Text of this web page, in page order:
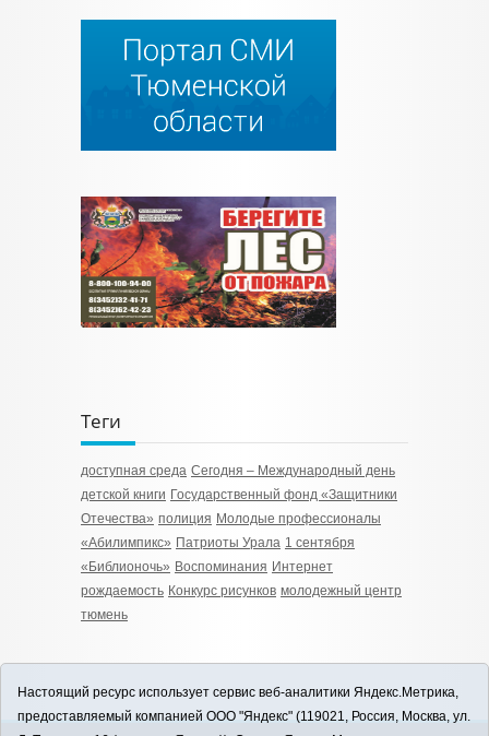
Теги
доступная среда Сегодня – Международный день
детской книги Государственный фонд «Защитники
Отечества» полиция Молодые профессионалы
«Абилимпикс» Патриоты Урала 1 сентября
«Библионочь» Воспоминания Интернет
рождаемость Конкурс рисунков молодежный центр
тюмень
Настоящий ресурс использует сервис веб-аналитики Яндекс.Метрика,
предоставляемый компанией ООО "Яндекс" (119021, Россия, Москва, ул.